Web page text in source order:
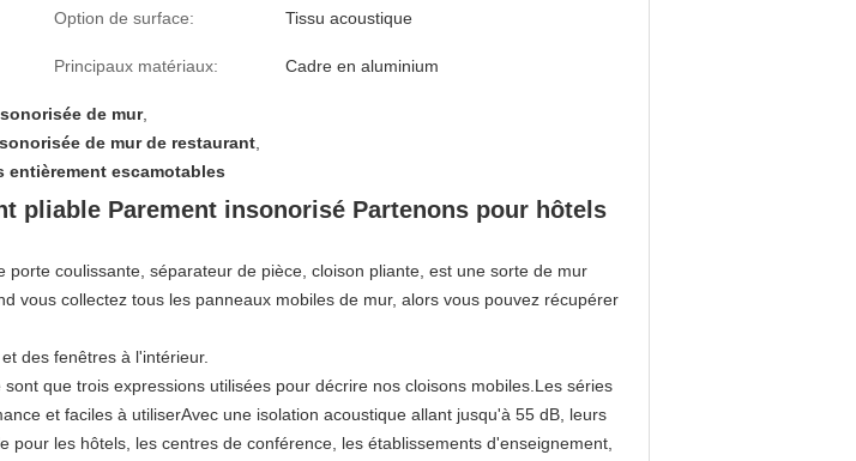
Option de surface: Tissu acoustique
Principaux matériaux: Cadre en aluminium
de mur,
de mur de restaurant
escamotables
pliable Parement insonorisé Partenons pour hôtels
coulissante, séparateur de pièce, cloison pliante, est une sorte de mur
vous collectez tous les panneaux mobiles de mur, alors vous pouvez récupérer
des fenêtres à l'intérieur.
que trois expressions utilisées pour décrire nos cloisons mobiles.Les séries
et faciles à utiliserAvec une isolation acoustique allant jusqu'à 55 dB, leurs
les hôtels, les centres de conférence, les établissements d'enseignement,